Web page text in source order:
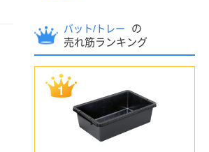
バット/トレー
の
売れ筋ランキング